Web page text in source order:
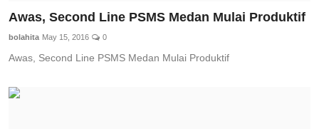
Awas, Second Line PSMS Medan Mulai Produktif
bolahita May 15, 2016 0
Awas, Second Line PSMS Medan Mulai Produktif